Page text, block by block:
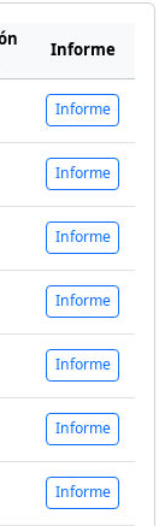
Informe
Informe
Informe
Informe
Informe
Informe
Informe
Informe